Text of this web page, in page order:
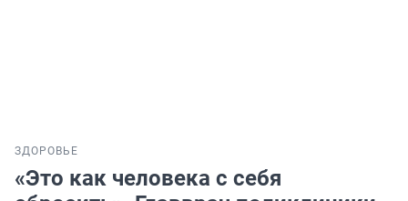
ЗДОРОВЬЕ
«Это как человека с себя